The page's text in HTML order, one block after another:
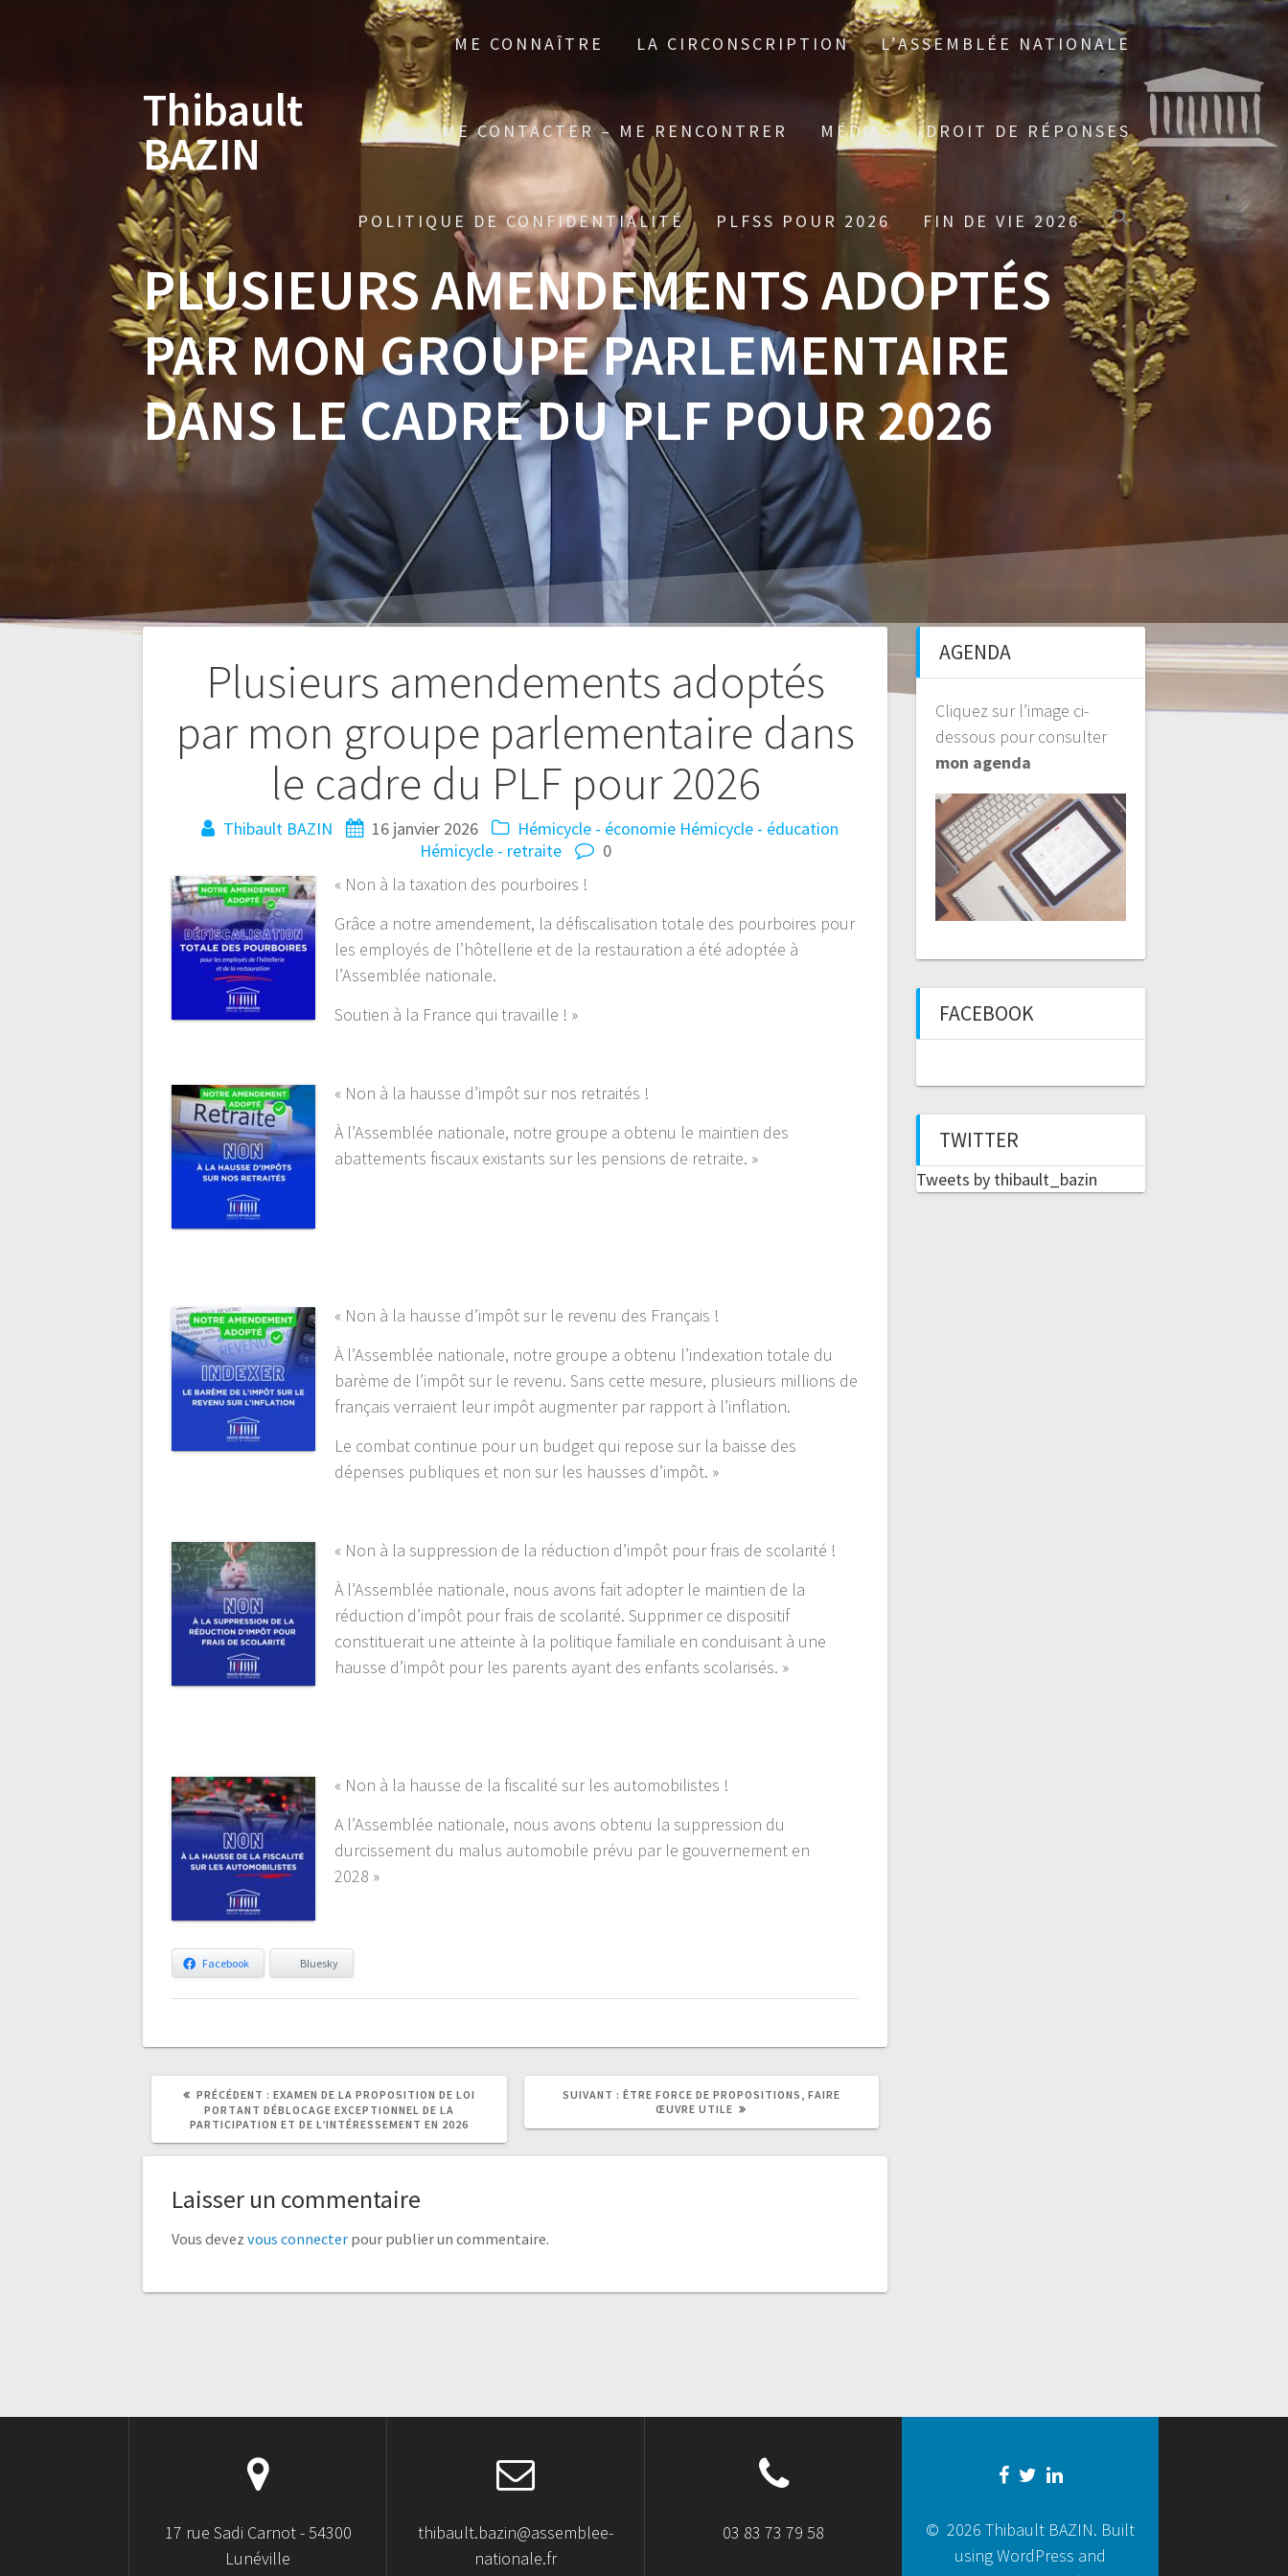
Thibault
BAZIN
ME CONNAÎTRE LA CIRCONSCRIPTION L’ASSEMBLÉE NATIONALE
ME CONTACTER – ME RENCONTRER MÉDIAS DROIT DE RÉPONSES
POLITIQUE DE CONFIDENTIALITÉ PLFSS POUR 2026 FIN DE VIE 2026
PLUSIEURS AMENDEMENTS ADOPTÉS
PAR MON GROUPE PARLEMENTAIRE
DANS LE CADRE DU PLF POUR 2026
Plusieurs amendements adoptés
par mon groupe parlementaire dans
le cadre du PLF pour 2026
Thibault BAZIN 16 janvier 2026 Hémicycle - économie Hémicycle - éducation
Hémicycle - retraite
0
« Non à la taxation des pourboires !
Grâce a notre amendement, la défiscalisation totale des pourboires pour
les employés de l’hôtellerie et de la restauration a été adoptée à
l’Assemblée nationale.
Soutien à la France qui travaille ! »
« Non à la hausse d’impôt sur nos retraités !
À l’Assemblée nationale, notre groupe a obtenu le maintien des
abattements fiscaux existants sur les pensions de retraite. »
« Non à la hausse d’impôt sur le revenu des Français !
À l’Assemblée nationale, notre groupe a obtenu l’indexation totale du
barème de l’impôt sur le revenu. Sans cette mesure, plusieurs millions de
français verraient leur impôt augmenter par rapport à l’inflation.
Le combat continue pour un budget qui repose sur la baisse des
dépenses publiques et non sur les hausses d’impôt. »
« Non à la suppression de la réduction d’impôt pour frais de scolarité !
À l’Assemblée nationale, nous avons fait adopter le maintien de la
réduction d’impôt pour frais de scolarité. Supprimer ce dispositif
constituerait une atteinte à la politique familiale en conduisant à une
hausse d’impôt pour les parents ayant des enfants scolarisés. »
« Non à la hausse de la fiscalité sur les automobilistes !
A l’Assemblée nationale, nous avons obtenu la suppression du
durcissement du malus automobile prévu par le gouvernement en
2028 »
Facebook Bluesky
Navigation
PRÉCÉDENT :
ARTICLE
PRÉCÉDENT
EXAMEN DE LA PROPOSITION DE LOI
PORTANT DÉBLOCAGE EXCEPTIONNEL DE LA
PARTICIPATION ET DE L’INTÉRESSEMENT EN 2026
SUIVANT :
ARTICLE
SUIVANT
ÊTRE FORCE DE PROPOSITIONS, FAIRE
ŒUVRE UTILE
Laisser un commentaire
Vous devezvous connecter pour publier un commentaire.
AGENDA
Cliquez sur l’image ci-
dessous pour consulter
mon agenda
FACEBOOK
TWITTER
Tweets by thibault_bazin
17 rue Sadi Carnot - 54300
Lunéville
thibault.bazin@assemblee-
nationale.fr
03 83 73 79 58
© 2026 Thibault BAZIN. Built
using WordPress and